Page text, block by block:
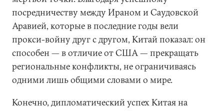
посредничеству между Ираном и Саудовской
Аравией, которые в последние годы вели
прокси-войну друг с другом, Китай показал: он
способен — в отличие от США — прекращать
региональные конфликты, не ограничиваясь
одними лишь общими словами о мире.
Конечно, дипломатический успех Китая на